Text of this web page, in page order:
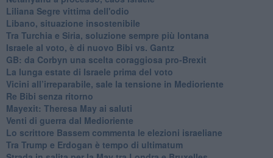
Liliana Segre vittima dell'odio
Libano, situazione insostenibile
Tra Turchia e Siria, soluzione sempre più lontana
Israele al voto, è di nuovo Bibi vs. Gantz
GB: da Corbyn una scelta coraggiosa pro-Brexit
La lunga estate di Israele prima del voto
Vicini all’irreparabile, sale la tensione in Medioriente
Re Bibi senza ritorno
Mayexit: Theresa May ai saluti
Venti di guerra dal Medioriente
Lo scrittore Bassem commenta le elezioni israeliane
Tra Trump e Erdogan è tempo di ultimatum